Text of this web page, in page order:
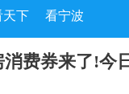
天下 看宁波
消费券来了!今